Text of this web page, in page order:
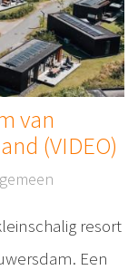
van
(VIDEO)
resort
Een